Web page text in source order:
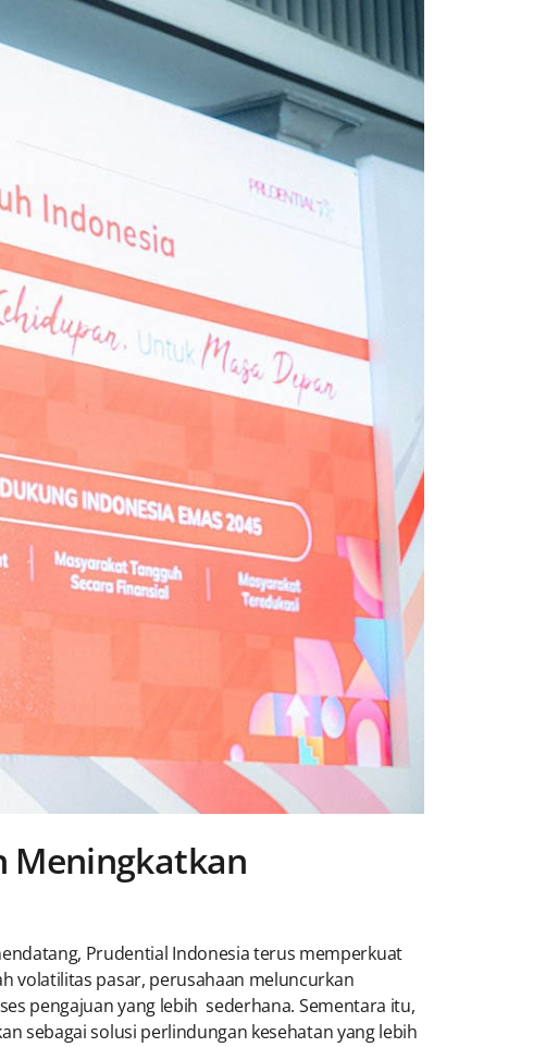
Meningkatkan
Prudential Indonesia terus memperkuat
volatilitas pasar, perusahaan meluncurkan
pengajuan yang lebih sederhana. Sementara itu,
sebagai solusi perlindungan kesehatan yang lebih